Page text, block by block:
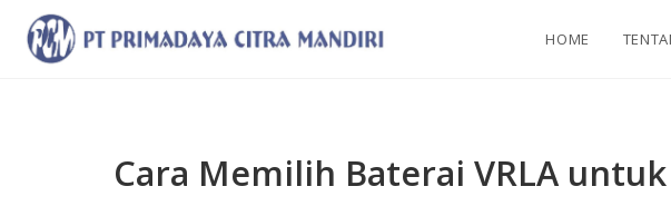
HOME
Cara Memilih Baterai VRLA